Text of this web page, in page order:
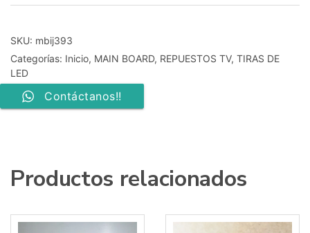
cantidad
SKU: mbij393
Categorías: Inicio, MAIN BOARD, REPUESTOS TV, TIRAS DE
LED
Contáctanos!!
Productos relacionados